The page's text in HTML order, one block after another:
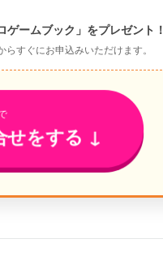
ームブック」をプレゼント！
すぐにお申込みいただけます。
せをする ↓